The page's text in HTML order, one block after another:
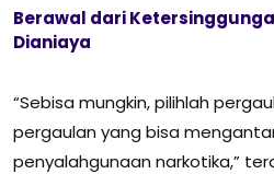
Berawal dari
Dianiaya
“Sebisa mungkin, pilihlah
pergaulan yang bisa
penyalahgunaan narkotika,”